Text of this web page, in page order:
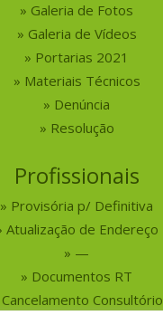
Galeria de Fotos
Galeria de Vídeos
Portarias 2021
Materiais Técnicos
Denúncia
Resolução
Profissionais
Provisória p/ Definitiva
Atualização de Endereço
—
Documentos RT
Cancelamento Consultório